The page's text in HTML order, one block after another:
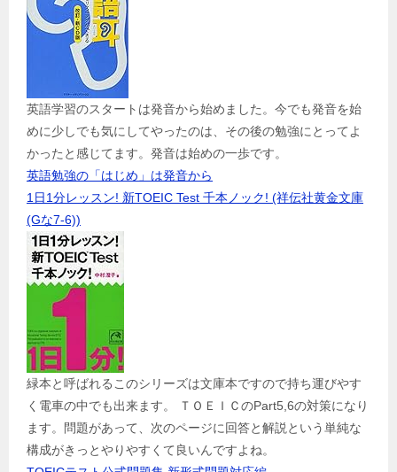
英語学習のスタートは発音から始めました。今でも発音を始
めに少しでも気にしてやったのは、その後の勉強にとってよ
かったと感じてます。発音は始めの一歩です。
英語勉強の「はじめ」は発音から
1日1分レッスン! 新TOEIC Test 千本ノック! (祥伝社黄金文庫
(Gな7-6))
緑本と呼ばれるこのシリーズは文庫本ですので持ち運びやす
く電車の中でも出来ます。 ＴＯＥＩＣのPart5,6の対策になり
ます。問題があって、次のページに回答と解説という単純な
構成がきっとやりやすくて良いんですよね。